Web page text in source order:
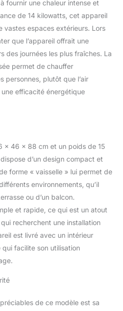
fournir une chaleur intense et
de 14 kilowatts, cet appareil
vastes espaces extérieurs. Lors
que l’appareil offrait une
des journées les plus fraîches. La
permet de chauffer
personnes, plutôt que l’air
efficacité énergétique
x 46 x 88 cm et un poids de 15
d’un design compact et
forme « vaisselle » lui permet de
environnements, qu’il
ou d’un balcon.
et rapide, ce qui est un atout
recherchent une installation
est livré avec un intérieur
facilite son utilisation
de ce modèle est sa